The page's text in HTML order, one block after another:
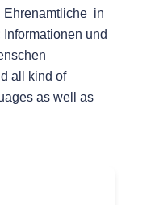
Ehrenamtliche in
und
all kind of
as well as